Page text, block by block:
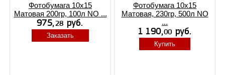
Фотобумага 10х15
Матовая 200гр, 100л NO ...
Заказать
Фотобумага 10х15
Матовая, 230гр, 500л NO
...
Купить